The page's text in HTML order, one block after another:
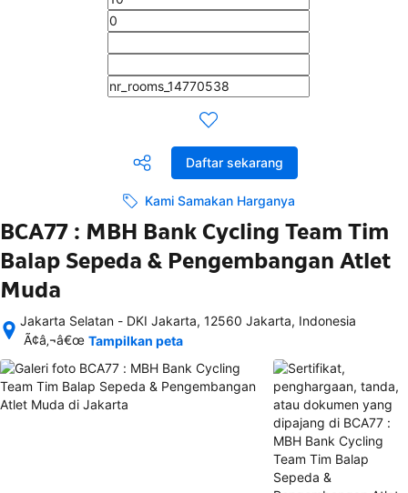
Daftar sekarang
Kami Samakan Harganya
BCA77 : MBH Bank Cycling Team Tim
Balap Sepeda & Pengembangan Atlet
Muda
Jakarta Selatan - DKI Jakarta, 12560 Jakarta, Indonesia
Setelah
semua
rincian
akomodasi
Ã¢â‚¬â€œ Tampilkan peta